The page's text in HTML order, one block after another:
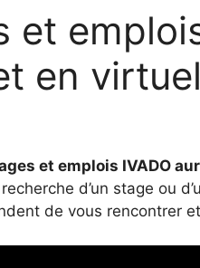
et
en
et emplois IVADO
d’un stage ou
de vous rencontrer